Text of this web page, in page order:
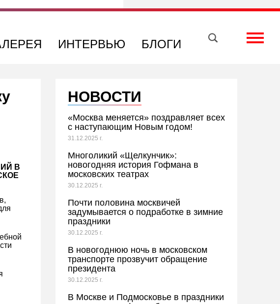
ИНТЕРВЬЮ БЛОГИ
ВконтактеТелеграм
В
НОВОСТИ
«Москва меняется» поздравляет всех
с наступающим Новым годом!
31.12.2025 г.
Многоликий «Щелкунчик»:
новогодняя история Гофмана в
московских театрах
30.12.2025 г.
Почти половина москвичей
задумывается о подработке в зимние
праздники
30.12.2025 г.
В новогоднюю ночь в московском
транспорте прозвучит обращение
президента
30.12.2025 г.
В Москве и Подмосковье в праздники